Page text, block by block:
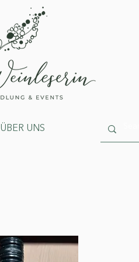
ÜBER UNS